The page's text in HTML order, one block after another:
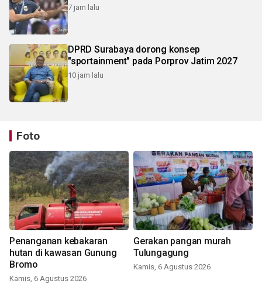
7 jam lalu
DPRD Surabaya dorong konsep
"sportainment" pada Porprov Jatim 2027
10 jam lalu
Foto
Penanganan kebakaran
hutan di kawasan Gunung
Bromo
Kamis, 6 Agustus 2026
Gerakan pangan murah
Tulungagung
Kamis, 6 Agustus 2026